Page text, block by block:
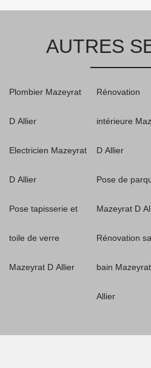
AUTRES
Plombier Mazeyrat
D Allier
Electricien Mazeyrat
D Allier
Pose tapisserie et
toile de verre
Mazeyrat D Allier
Rénovation
intérieure
D Allier
Pose de
Mazeyrat D
Rénovation
bain
Allier